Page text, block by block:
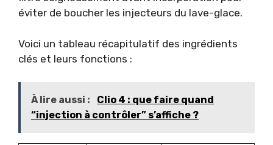
éviter de boucher les injecteurs du lave-glace.
Voici un tableau récapitulatif des ingrédients
clés et leurs fonctions :
À lire aussi :
Clio 4 : que faire quand
“injection à contrôler” s’affiche ?